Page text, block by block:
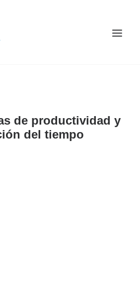
de productividad y
del tiempo